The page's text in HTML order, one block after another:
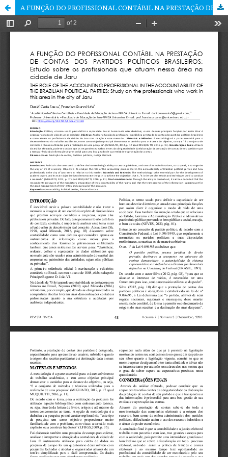
A FUNÇÃO DO PROFISSIONAL CONTÁBIL NA PRESTAÇÃO DE CONTAS DOS PARTIDOS POLÍTICOS BRASILEIROS: Estudo sobre os profissionais que atuam nessa área na cidade de Jaru